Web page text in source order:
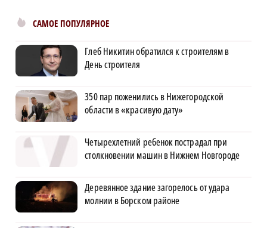
САМОЕ ПОПУЛЯРНОЕ
Глеб Никитин обратился к строителям в
День строителя
350 пар поженились в Нижегородской
области в «красивую дату»
Четырехлетний ребенок пострадал при
столкновении машин в Нижнем Новгороде
Деревянное здание загорелось от удара
молнии в Борском районе